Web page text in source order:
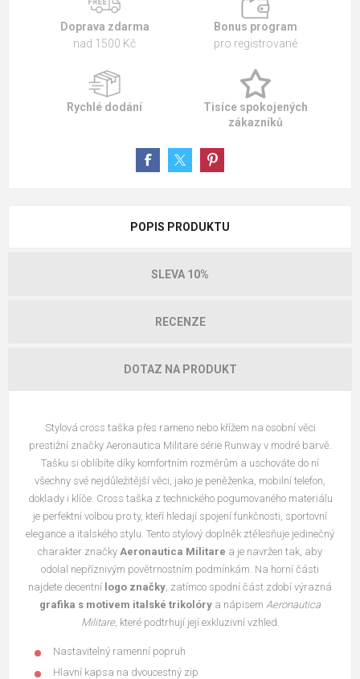
Doprava zdarma
nad 1500 Kč
Bonus program
pro registrované
Rychlé dodání
Tisíce spokojených
zákazníků
POPIS PRODUKTU
SLEVA 10%
RECENZE
DOTAZ NA PRODUKT
Stylová cross taška přes rameno nebo křížem na osobní věci
prestižní značky Aeronautica Militare série Runway v modré barvě.
Tašku si oblíbíte díky komfortním rozměrům a uschováte do ní
všechny své nejdůležitější věci, jako je peněženka, mobilní telefon,
doklady i klíče. Cross taška z technického pogumovaného materiálu
je perfektní volbou pro ty, kteří hledají spojení funkčnosti, sportovní
elegance a italského stylu. Tento stylový doplněk ztělesňuje jedinečný
charakter značky Aeronautica Militare a je navržen tak, aby
odolal nepříznivým povětrnostním podmínkám. Na horní části
najdete decentní logo značky , zatímco spodní část zdobí výrazná
grafika s motivem italské trikolóry a nápisem Aeronautica
Militare, které podtrhují její exkluzivní vzhled.
Nastavitelný ramenní popruh
Hlavní kapsa na dvoucestný zip